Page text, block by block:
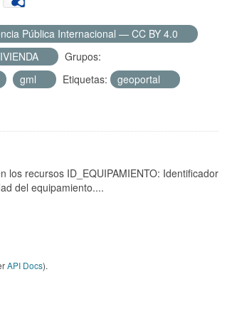
Pública Internacional — CC BY 4.0
Grupos:
gml Etiquetas:
geoportal
los recursos ID_EQUIPAMIENTO: Identificador
del equipamiento....
API Docs).